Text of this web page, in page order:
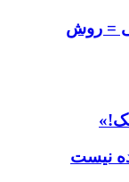
= روش
نیست